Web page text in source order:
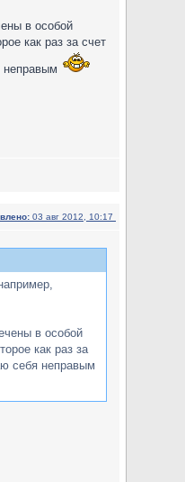
в особой
как раз за счет
неправым
03 авг 2012, 10:17
в особой
как раз за
себя неправым